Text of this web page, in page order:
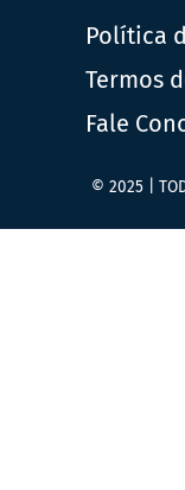
Política
Termos
Fale
© 2025 |